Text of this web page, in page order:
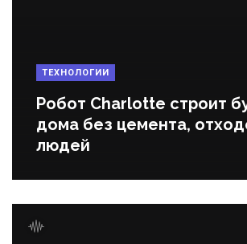
ТЕХНОЛОГИИ
Робот Charlotte строит
дома без цемента,
людей